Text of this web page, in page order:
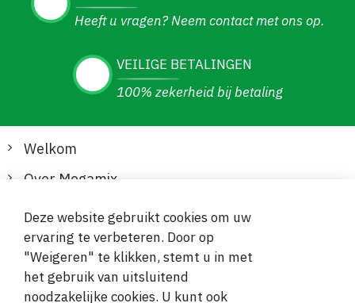
Heeft u vragen? Neem contact met ons op.
VEILIGE BETALINGEN
100% zekerheid bij betaling
Welkom
Over Megamix
Informatie
Klantenservice
Veilige en gemakkelijke betalingen
Deze website gebruikt cookies om uw
ervaring te verbeteren. Door op
"Weigeren" te klikken, stemt u in met
het gebruik van uitsluitend
noodzakelijke cookies. U kunt ook